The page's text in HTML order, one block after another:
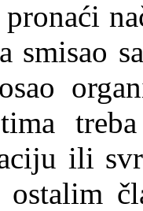
smisao
ili
ostalim